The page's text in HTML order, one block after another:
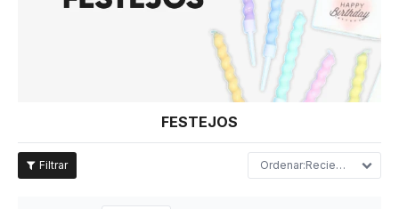
FESTEJOS
Recientes